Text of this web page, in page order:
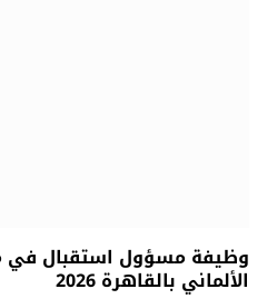
وظيفة مسؤول استقبال
الألماني بالقاهرة 2026